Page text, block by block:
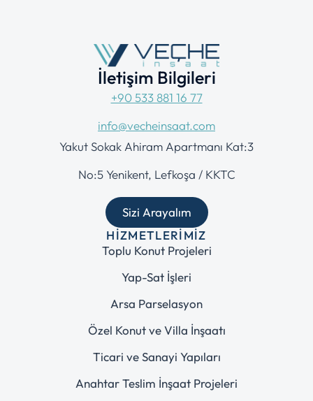
İletişim Bilgileri
+90 533 881 16 77
info@vecheinsaat.com
Yakut Sokak Ahiram Apartmanı Kat:3
No:5 Yenikent, Lefkoşa / KKTC
Sizi Arayalım
HIZMETLERIMIZ
Toplu Konut Projeleri
Yap-Sat İşleri
Arsa Parselasyon
Özel Konut ve Villa İnşaatı
Ticari ve Sanayi Yapıları
Anahtar Teslim İnşaat Projeleri